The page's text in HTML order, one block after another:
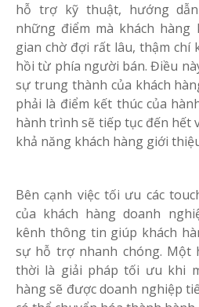
hỗ trợ kỹ thuật, hướng
những điểm mà khách
gian chờ đợi rất lâu, thậm chí
hồi từ phía người bán. Điều
sự trung thành của khách
phải là điểm kết thúc của
hành trình sẽ tiếp tục đến hết
khả năng khách hàng giới
Bên cạnh việc tối ưu các
của khách hàng doanh
kênh thông tin giúp khách
sự hỗ trợ nhanh chóng. Một
thời là giải pháp tối ưu khi
hàng sẽ được doanh nghiệp